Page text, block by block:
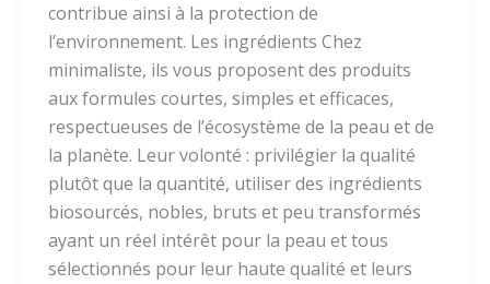
contribue ainsi à la protection de
l’environnement. Les ingrédients Chez
minimaliste, ils vous proposent des produits
aux formules courtes, simples et efficaces,
respectueuses de l’écosystème de la peau et de
la planète. Leur volonté : privilégier la qualité
plutôt que la quantité, utiliser des ingrédients
biosourcés, nobles, bruts et peu transformés
ayant un réel intérêt pour la peau et tous
sélectionnés pour leur haute qualité et leurs